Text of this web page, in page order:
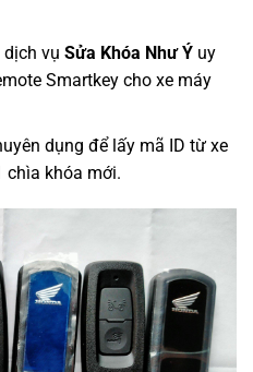
dịch vụ Sửa Khóa Như Ýuy
Smartkey cho xe máy
dụng để lấy mã ID từ xe
chìa khóa mới.